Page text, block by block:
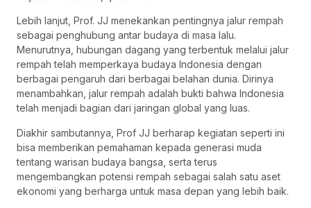
Lebih lanjut, Prof. JJ menekankan pentingnya jalur rempah
sebagai penghubung antar budaya di masa lalu.
Menurutnya, hubungan dagang yang terbentuk melalui jalur
rempah telah memperkaya budaya Indonesia dengan
berbagai pengaruh dari berbagai belahan dunia. Dirinya
menambahkan, jalur rempah adalah bukti bahwa Indonesia
telah menjadi bagian dari jaringan global yang luas.
Diakhir sambutannya, Prof JJ berharap kegiatan seperti ini
bisa memberikan pemahaman kepada generasi muda
tentang warisan budaya bangsa, serta terus
mengembangkan potensi rempah sebagai salah satu aset
ekonomi yang berharga untuk masa depan yang lebih baik.